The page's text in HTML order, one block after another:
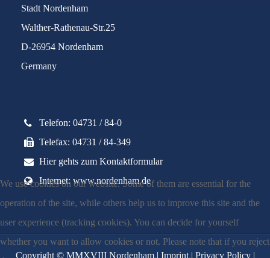
Stadt Nordenham
Walther-Rathenau-Str.25
D-26954 Nordenham
Germany
Telefon: 04731 / 84-0
Telefax: 04731 / 84-349
Hier gehts zum Kontaktformular
Internet: www.nordenham.de
Copyright © MMXVIII Nordenham | Imprint| Privacy Policy|
We use cookies on our website. Some of them are essential for the
operation of the site, while others help us to improve this site and the
user experience (tracking cookies). You can decide for yourself
whether you want to allow cookies or not. Please note that if you reject